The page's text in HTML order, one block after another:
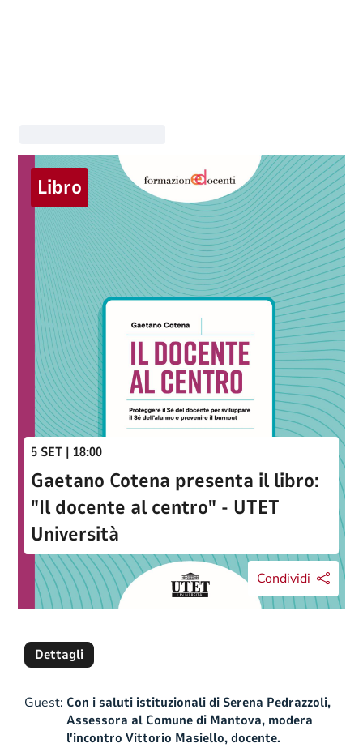
Libro
5 SET | 18:00
Gaetano Cotena presenta il libro:
"Il docente al centro" - UTET
Università
Condividi
Dettagli
Guest: Con i saluti istituzionali di Serena Pedrazzoli,
Assessora al Comune di Mantova, modera
l'incontro Vittorio Masiello, docente.